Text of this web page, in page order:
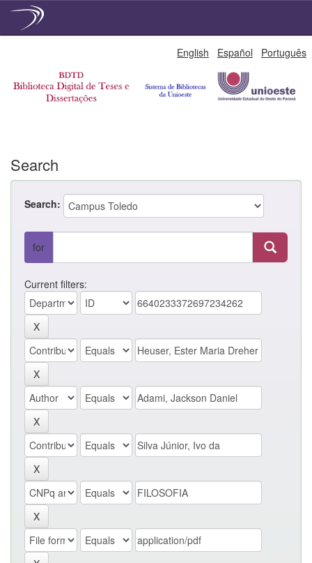
English Español Português
Search
Search:
for
Current filters: